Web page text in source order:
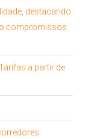
destacando
compromissos
a partir de